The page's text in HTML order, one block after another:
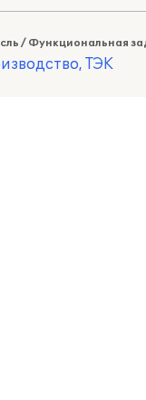
/ Функциональная
ТЭК